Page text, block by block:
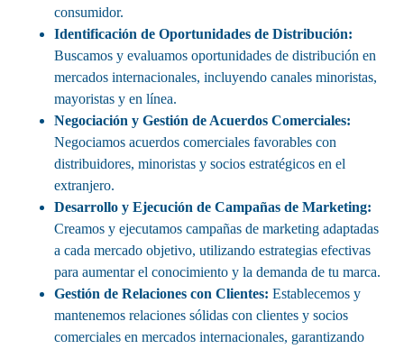
consumidor.
Identificación de Oportunidades de Distribución:
Buscamos y evaluamos oportunidades de distribución en
mercados internacionales, incluyendo canales minoristas,
mayoristas y en línea.
Negociación y Gestión de Acuerdos Comerciales:
Negociamos acuerdos comerciales favorables con
distribuidores, minoristas y socios estratégicos en el
extranjero.
Desarrollo y Ejecución de Campañas de Marketing:
Creamos y ejecutamos campañas de marketing adaptadas
a cada mercado objetivo, utilizando estrategias efectivas
para aumentar el conocimiento y la demanda de tu marca.
Gestión de Relaciones con Clientes: Establecemos y
mantenemos relaciones sólidas con clientes y socios
comerciales en mercados internacionales, garantizando